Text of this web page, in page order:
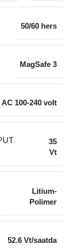
50/60 hers
MagSafe 3
AC 100-240 volt
35
Vt
Litium-
Polimer
52.6 Vt/saatda